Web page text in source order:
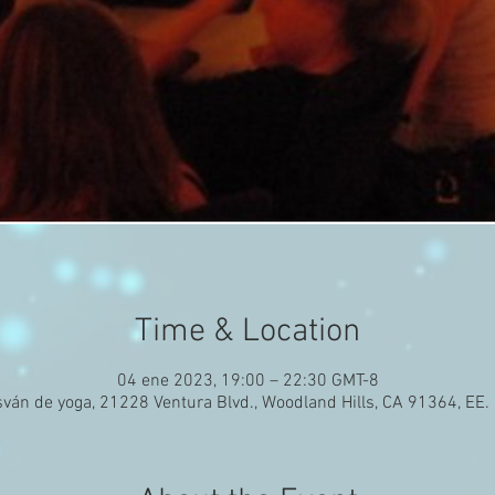
Time & Location
04 ene 2023, 19:00 – 22:30 GMT-8
de yoga, 21228 Ventura Blvd., Woodland Hills, CA 91364, EE.